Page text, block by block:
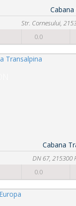
Bulevardul
De la
De la